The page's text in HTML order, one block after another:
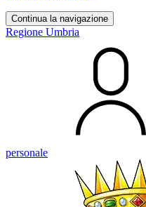
Continua la navigazione
Regione Umbria
personale